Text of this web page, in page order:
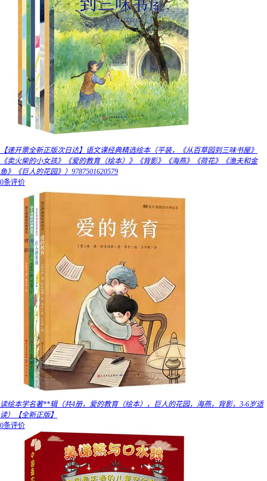
【速开票全新正版次日达】语文课经典精选绘本（平装，《从百草园到三味书屋》
《卖火柴的小女孩》《爱的教育（绘本）》《背影》《海燕》《荷花》《渔夫和金
鱼》《巨人的花园》）9787501620579
0条评价
读绘本学名著**辑（共4册，爱的教育（绘本），巨人的花园，海燕，背影，3-6岁适
读）【全新正版】
0条评价